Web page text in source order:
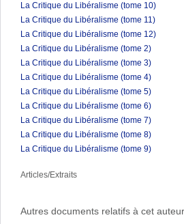
La Critique du Libéralisme (tome 10)
La Critique du Libéralisme (tome 11)
La Critique du Libéralisme (tome 12)
La Critique du Libéralisme (tome 2)
La Critique du Libéralisme (tome 3)
La Critique du Libéralisme (tome 4)
La Critique du Libéralisme (tome 5)
La Critique du Libéralisme (tome 6)
La Critique du Libéralisme (tome 7)
La Critique du Libéralisme (tome 8)
La Critique du Libéralisme (tome 9)
Articles/Extraits
Autres documents relatifs à cet